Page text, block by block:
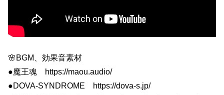
🌸BGM、効果音素材
●魔王魂 https://maou.audio/
●DOVA-SYNDROME https://dova-s.jp/